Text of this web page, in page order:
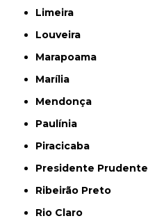
Limeira
Louveira
Marapoama
Marília
Mendonça
Paulínia
Piracicaba
Presidente Prudente
Ribeirão Preto
Rio Claro